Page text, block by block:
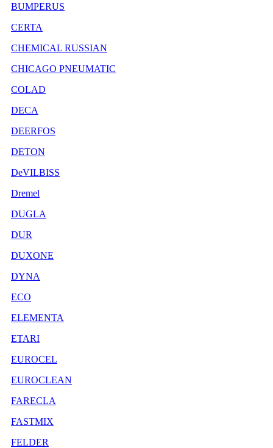
BUMPERUS
CERTA
CHEMICAL RUSSIAN
CHICAGO PNEUMATIC
COLAD
DECA
DEERFOS
DETON
DeVILBISS
Dremel
DUGLA
DUR
DUXONE
DYNA
ECO
ELEMENTA
ETARI
EUROCEL
EUROCLEAN
FARECLA
FASTMIX
FELDER